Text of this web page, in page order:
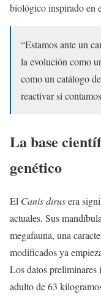
biológico inspirado en
“Estamos ante un
la evolución como
como un catálogo
reactivar si
La base
genético
El Canis dirusera
actuales. Sus
megafauna, una
modificados ya
Los datos preliminares
adulto de 63